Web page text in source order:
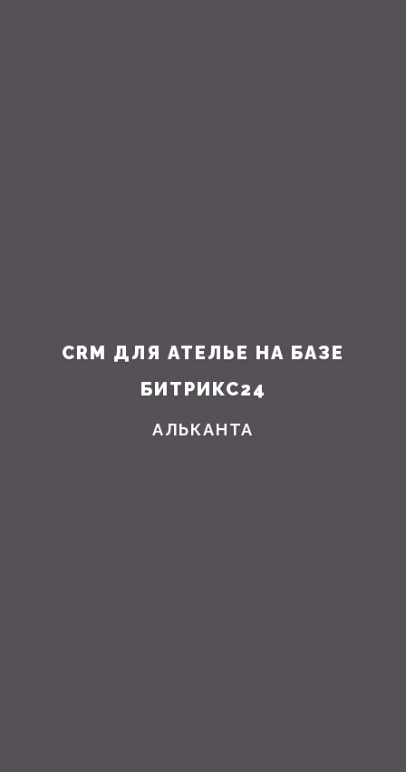
CRM ДЛЯ АТЕЛЬЕ НА БАЗЕ
БИТРИКС24
АЛЬКАНТА